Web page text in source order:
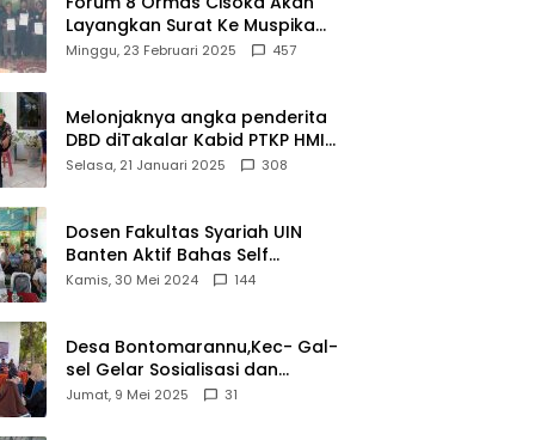
Layangkan Surat Ke Muspika
Atas Adanya Kantor Matel di
Minggu, 23 Februari 2025 457
Melonjaknya angka penderita
DBD diTakalar Kabid PTKP HMI
Cab.Takalar angkat bicara
Selasa, 21 Januari 2025 308
Dosen Fakultas Syariah UIN
Banten Aktif Bahas Self
Declare Halal dalam Forum
Kamis, 30 Mei 2024 144
Desa Bontomarannu,Kec- Gal-
sel Gelar Sosialisasi dan
Bimtek Pemutakhiran Data ID
Jumat, 9 Mei 2025 31